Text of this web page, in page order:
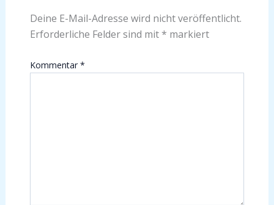
Deine E-Mail-Adresse wird nicht veröffentlicht.
Erforderliche Felder sind mit * markiert
Kommentar *